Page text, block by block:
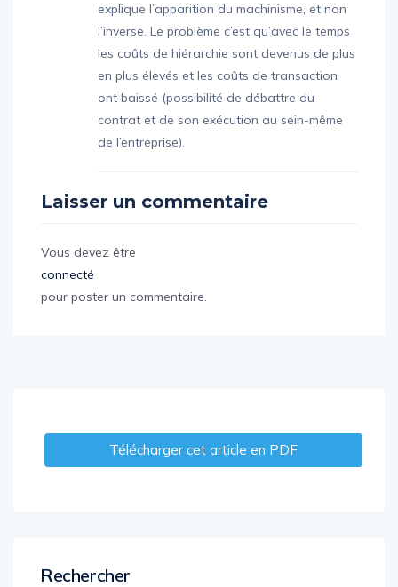
explique l’apparition du machinisme, et non
l’inverse. Le problème c’est qu’avec le temps
les coûts de hiérarchie sont devenus de plus
en plus élevés et les coûts de transaction
ont baissé (possibilité de débattre du
contrat et de son exécution au sein-même
de l’entreprise).
Laisser un commentaire
Vous devez être
connecté
pour poster un commentaire.
Télécharger cet article en PDF
Rechercher